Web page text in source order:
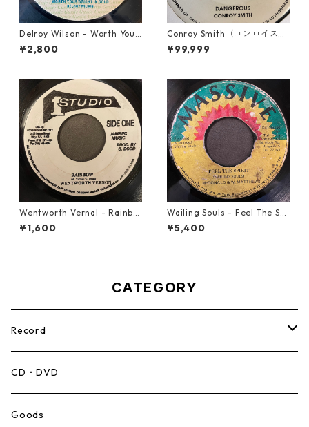
Delroy Wilson - Worth Your
Weight In Gold【7-21965】
¥2,800
Conroy Smith（コンロイスミ
ス） - Dangerous【7'】
¥99,999
Wentworth Vernal - Rainbo
w【7-21940】
¥1,600
Wailing Souls - Feel The Spi
rit【7-21955】
¥5,400
CATEGORY
Record
Mento,Calypso,Ballad
Ska
CD・DVD
Goods